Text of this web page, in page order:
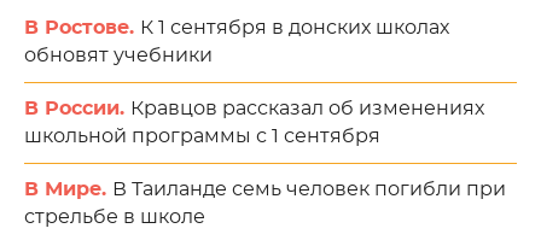
В Ростове. К 1 сентября в донских школах
обновят учебники
В России. Кравцов рассказал об изменениях
школьной программы с 1 сентября
В Мире. В Таиланде семь человек погибли при
стрельбе в школе